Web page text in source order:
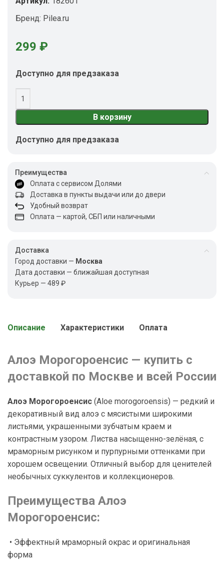
Бренд: Pilea.ru
299 ₽
Доступно для предзаказа
В корзину
Доступно для предзаказа
Преимущества
Оплата с сервисом Долями
Доставка в пункты выдачи или до двери
Удобный возврат
Оплата — картой, СБП или наличными
Доставка
Город доставки — Москва
Дата доставки — ближайшая доступная
Курьер — 489 ₽
Описание Характеристики Оплата
Алоэ Морогороенсис — купить с
доставкой по Москве и всей России
Алоэ Морогороенсис (Aloe morogoroensis) — редкий и
декоративный вид алоэ с мясистыми широкими
листьями, украшенными зубчатым краем и
контрастным узором. Листва насыщенно-зелёная, с
мраморным рисунком и пурпурными оттенками при
хорошем освещении. Отличный выбор для ценителей
необычных суккулентов и коллекционеров.
Преимущества Алоэ
Морогороенсис:
• Эффектный мраморный окрас и оригинальная
форма